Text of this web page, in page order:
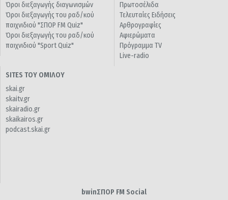
Όροι διεξαγωγής διαγωνισμών
Όροι διεξαγωγής του ραδ/κού
παιχνιδιού "ΣΠΟΡ FM Quiz"
Όροι διεξαγωγής του ραδ/κού
παιχνιδιού "Sport Quiz"
Πρωτοσέλιδα
Τελευταίες Ειδήσεις
Αρθρογραφίες
Αφιερώματα
Πρόγραμμα TV
Live-radio
SITES ΤΟΥ ΟΜΙΛΟΥ
skai.gr
skaitv.gr
skairadio.gr
skaikairos.gr
podcast.skai.gr
bwinΣΠΟΡ FM Social